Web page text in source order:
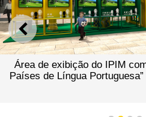
ANTERIOR
Área de exibição do IPIM
Países de Língua